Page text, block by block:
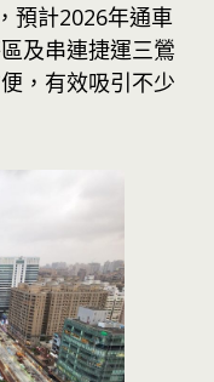
預計2026年通車
及串連捷運三鶯
，有效吸引不少